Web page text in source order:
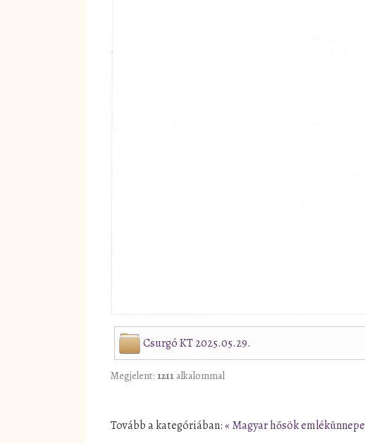
Csurgó KT 2025.05.29.
Megjelent: 1211 alkalommal
Tovább a kategóriában:« Magyar hősök emlékünnepe